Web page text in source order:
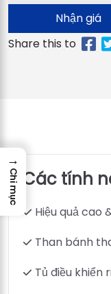
Nhận giá
Các tính
Hiệu quả cao
Than bánh
Tủ điều khiển
→
Chỉ mục